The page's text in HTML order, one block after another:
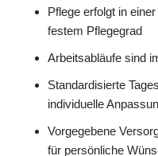
Pflege erfolgt in
festem Pflegegrad
Arbeitsabläufe sind
Standardisierte
individuelle
Vorgegebene
für persönliche